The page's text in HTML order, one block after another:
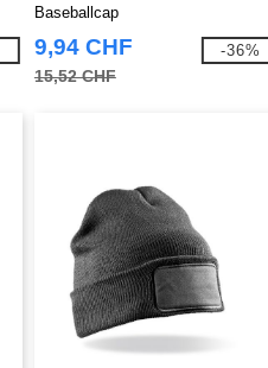
Baseballcap
9,94 CHF
15,52 CHF
-36%